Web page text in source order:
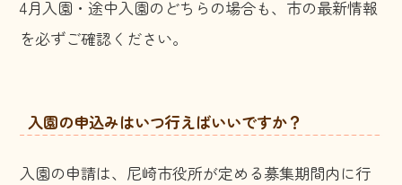
4月入園・途中入園のどちらの場合も、市の最新情報
を必ずご確認ください。
入園の申込みはいつ行えばいいですか？
入園の申請は、尼崎市役所が定める募集期間内に行